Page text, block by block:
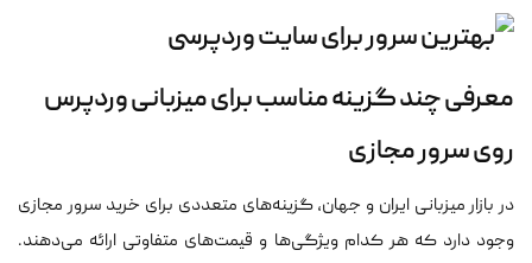
معرفی چند گزینه مناسب برای میزبانی وردپرس
روی سرور مجازی
در بازار میزبانی ایران و جهان، گزینه‌های متعددی برای خرید سرور مجازی
وجود دارد که هر کدام ویژگی‌ها و قیمت‌های متفاوتی ارائه می‌دهند.